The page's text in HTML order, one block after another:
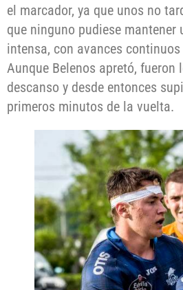
el marcador, ya que unos no
que ninguno pudiese
intensa, con avances
Aunque Belenos apretó,
descanso y desde entonces
primeros minutos de la vuelta.